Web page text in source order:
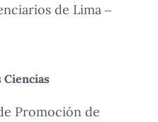
de Lima –
Ciencias
Promoción de